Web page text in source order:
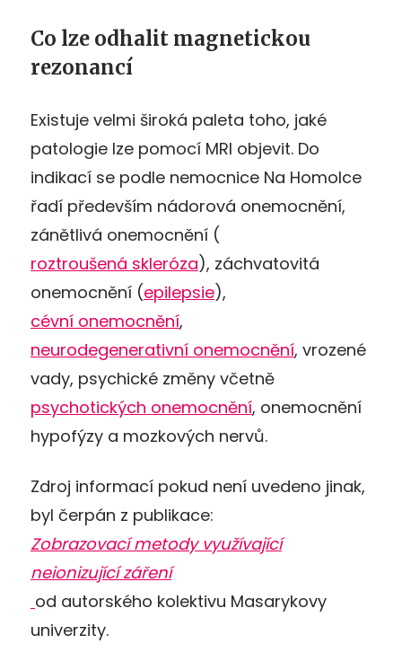
Co lze odhalit magnetickou
rezonancí
Existuje velmi široká paleta toho, jaké
patologie lze pomocí MRI objevit. Do
indikací se podle nemocnice Na Homolce
řadí především nádorová onemocnění,
zánětlivá onemocnění (
roztroušená skleróza), záchvatovitá
onemocnění (epilepsie),
cévní onemocnění,
neurodegenerativní onemocnění, vrozené
vady, psychické změny včetně
psychotických onemocnění, onemocnění
hypofýzy a mozkových nervů.
Zdroj informací pokud není uvedeno jinak,
byl čerpán z publikace:
Zobrazovací metody využívající
neionizující záření
od autorského kolektivu Masarykovy
univerzity.